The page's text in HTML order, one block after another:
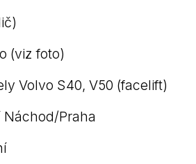
(viz foto)
Volvo S40, V50 (facelift)
Praha